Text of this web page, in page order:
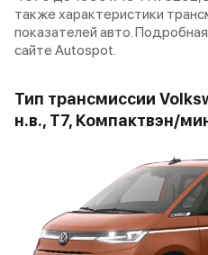
также характеристики
показателей авто.
сайте Autospot.
Тип трансмиссии
н.в., T7, Компактвэн/